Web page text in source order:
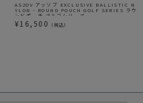
AS2OV アッソブ EXCLUSIVE BALLISTIC N
YLON - ROUND POUCH GOLF SERIES ラウ
ンドポーチ ゴルフシリーズ
¥16,500 （税込）